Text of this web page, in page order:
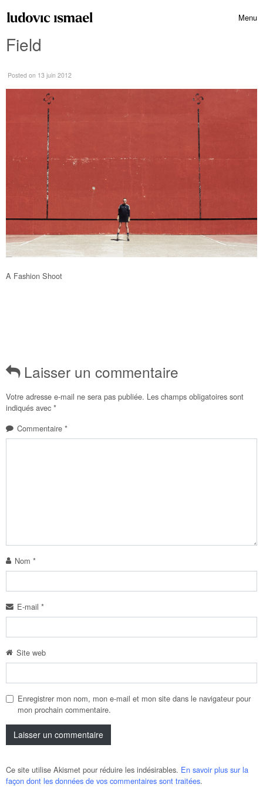
Menu
Field
Posted on 13 juin 2012
A Fashion Shoot
Laisser un commentaire
Votre adresse e-mail ne sera pas publiée. Les champs obligatoires sont
indiqués avec *
Commentaire *
Nom *
E-mail *
Site web
Enregistrer mon nom, mon e-mail et mon site dans le navigateur pour
mon prochain commentaire.
Ce site utilise Akismet pour réduire les indésirables. En savoir plus sur la
façon dont les données de vos commentaires sont traitées.